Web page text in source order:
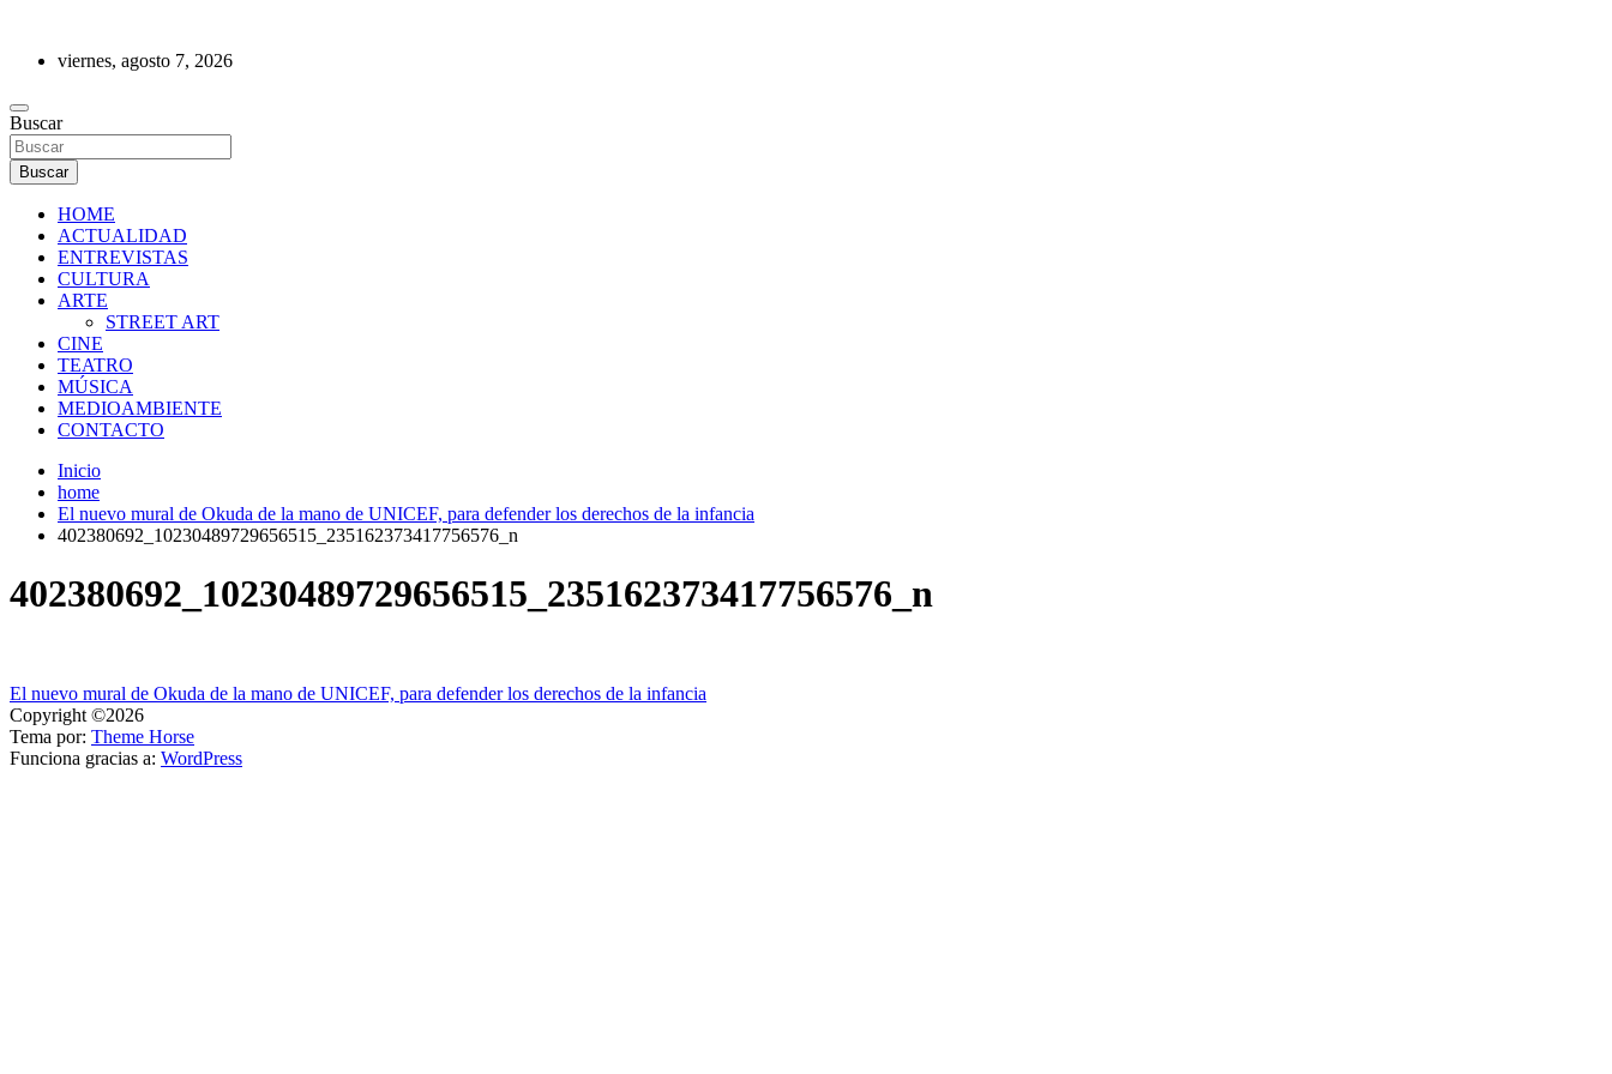
contenidoviernes, agosto 7, 2026
REVISTA DE PRENSA
Buscar
Buscar
HOME
ACTUALIDAD
ENTREVISTAS
CULTURA
ARTE
STREET ART
CINE
TEATRO
MÚSICA
MEDIOAMBIENTE
CONTACTO
Inicio
home
El nuevo mural de Okuda de la mano de UNICEF, para defender los derechos de la infancia
402380692_10230489729656515_235162373417756576_n
402380692_10230489729656515_235162373417756576_n
Navegación
de
entradas
El nuevo mural de Okuda de la mano de UNICEF, para defender los derechos de la infancia
Copyright ©2026
Tema por: Theme Horse
Funciona gracias a: WordPress